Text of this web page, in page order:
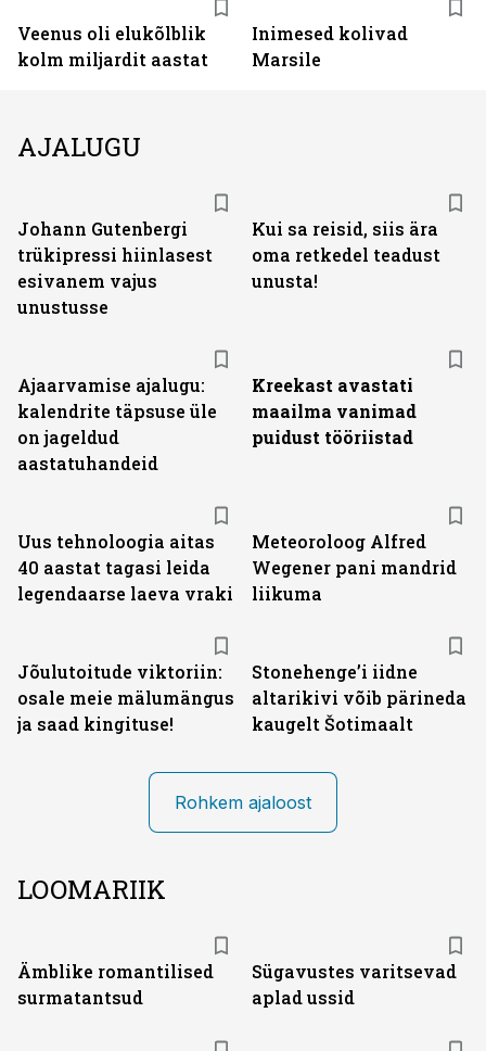
Veenus oli elukõlblik
kolm miljardit aastat
Inimesed kolivad
Marsile
AJALUGU
Johann Gutenbergi
trükipressi hiinlasest
esivanem vajus
unustusse
Kui sa reisid, siis ära
oma retkedel teadust
unusta!
Ajaarvamise ajalugu:
kalendrite täpsuse üle
on jageldud
aastatuhandeid
Kreekast avastati
maailma vanimad
puidust tööriistad
Uus tehnoloogia aitas
40 aastat tagasi leida
legendaarse laeva vraki
Meteoroloog Alfred
Wegener pani mandrid
liikuma
Jõulutoitude viktoriin:
osale meie mälumängus
ja saad kingituse!
Stonehenge’i iidne
altarikivi võib pärineda
kaugelt Šotimaalt
Rohkem ajaloost
LOOMARIIK
Ämblike romantilised
surmatantsud
Sügavustes varitsevad
aplad ussid